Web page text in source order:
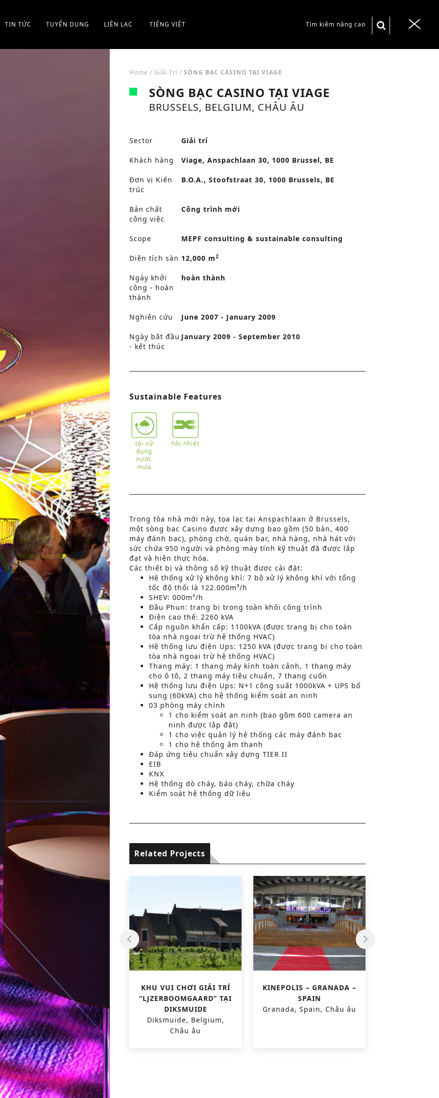
TIN TỨC TUYỂN DỤNG LIÊN LẠC TIẾNG VIỆT Tìm kiếm nâng cao
T
Home / Giải Trí / SÒNG BẠC CASINO TẠI VIAGE
SÒNG BẠC CASINO TẠI VIAGE
BRUSSELS, BELGIUM, CHÂU ÂU
Sector Giải trí
Khách hàng Viage, Anspachlaan 30, 1000 Brussel, BE
Đơn vị Kiến
trúc
B.O.A., Stoofstraat 30, 1000 Brussels, BE
Bản chất
công việc
Công trình mới
Scope MEPF consulting & sustainable consulting
Diện tích sàn 12,000 m2
Ngày khởi
công - hoàn
thành
hoàn thành
Nghiên cứu June 2007 - January 2009
Ngày bắt đầu
- kết thúc
January 2009 - September 2010
Sustainable Features
tái sử
dụng
nước
mưa
hồi nhiệt
Trong tòa nhà mới này, tọa lạc tại Anspachlaan ở Brussels,
một sòng bạc Casino được xây dựng bao gồm (50 bàn, 400
máy đánh bạc), phòng chờ, quán bar, nhà hàng, nhà hát với
sức chứa 950 người và phòng máy tính kỹ thuật đã được lắp
đạt và hiện thực hóa.
Các thiết bị và thông số kỹ thuật được cài đặt:
Hệ thống xử lý không khí: 7 bộ xử lý không khí với tổng
tốc độ thổi là 122.000m³/h
SHEV: 000m³/h
Đầu Phun: trang bị trong toàn khối công trình
Điện cao thế: 2260 kVA
Cấp nguồn khẩn cấp: 1100kVA (được trang bị cho toàn
tòa nhà ngoại trừ hệ thống HVAC)
Hệ thống lưu điện Ups: 1250 kVA (được trang bị cho toàn
tòa nhà ngoại trừ hệ thống HVAC)
Thang máy: 1 thang máy kính toàn cảnh, 1 thang máy
cho ô tô, 2 thang máy tiêu chuẩn, 7 thang cuốn
Hệ thống lưu điện Ups: N+1 công suất 1000kVA + UPS bổ
sung (60kVA) cho hệ thống kiểm soát an ninh
03 phòng máy chính
1 cho kiểm soát an ninh (bao gồm 600 camera an
ninh được lắp đặt)
1 cho việc quản lý hệ thống các máy đánh bạc
1 cho hệ thống âm thanh
Đáp ứng tiêu chuẩn xây dựng TIER II
EIB
KNX
Hệ thống dò cháy, báo cháy, chữa cháy
Kiểm soát hệ thống dữ liệu
Related Projects
RẠP CHIẾU PHIM PHỨC
HỢP KINEPOLIS
Breda, Luxembourg,
Châu âu
KHU VUI CHƠI GIẢI TRÍ
“LJZERBOOMGAARD” TẠI
DIKSMUIDE
Diksmuide, Belgium,
Châu âu
KINEPOLIS – GRANADA –
SPAIN
Granada, Spain, Châu âu